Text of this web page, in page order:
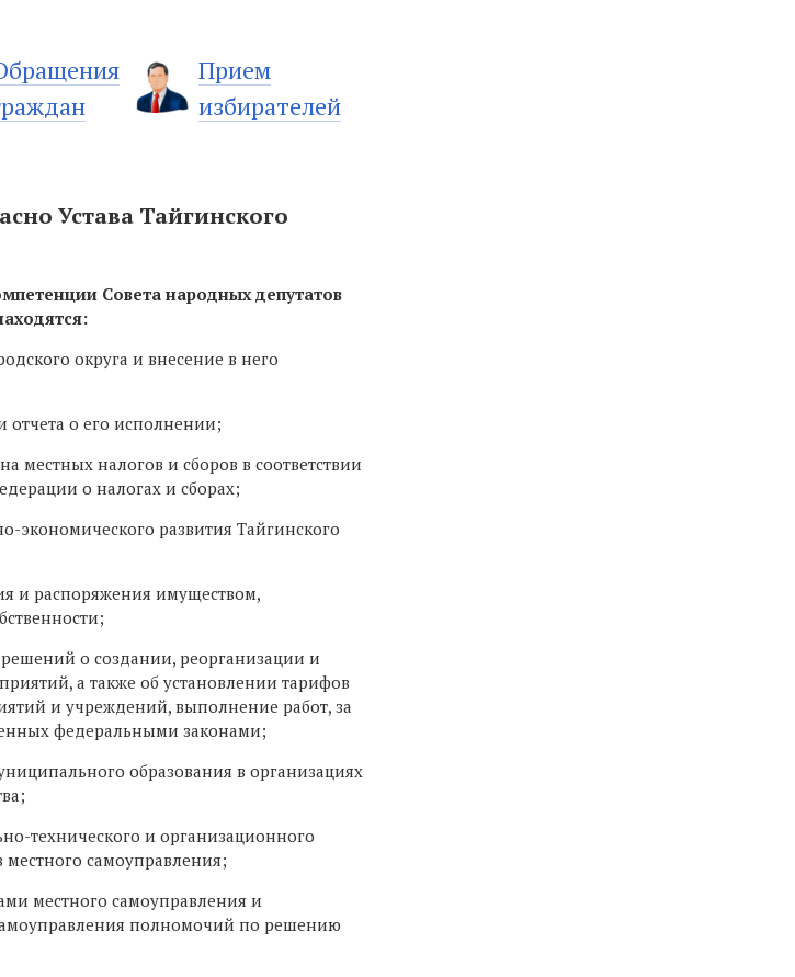
Прием
избирателей
Устава Тайгинского
Совета народных депутатов
округа и внесение в него
отчета о его исполнении;
местных налогов и сборов в соответствии
о налогах и сборах;
экономического развития Тайгинского
и распоряжения имуществом,
о создании, реорганизации и
а также об установлении тарифов
и учреждений, выполнение работ, за
федеральными законами;
образования в организациях
технического и организационного
местного самоуправления;
местного самоуправления и
полномочий по решению